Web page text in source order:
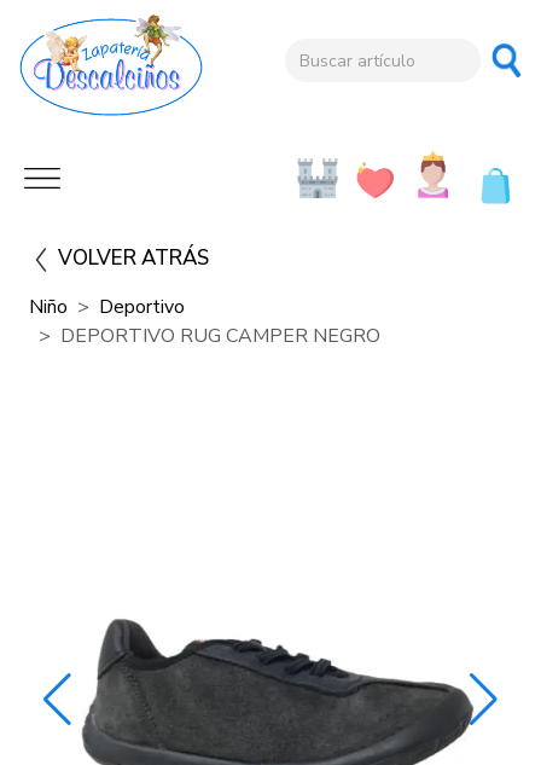
VOLVER ATRÁS
Niño
Deportivo
DEPORTIVO RUG CAMPER NEGRO